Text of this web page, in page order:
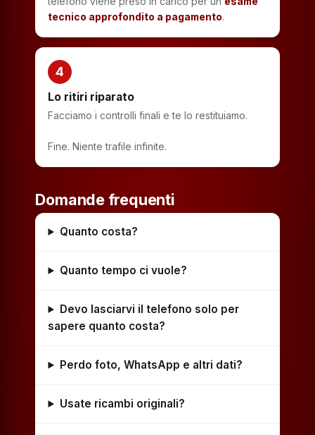
tecnico approfondito a pagamento.
4
Lo ritiri riparato
Facciamo i controlli finali e te lo restituiamo.
Fine. Niente trafile infinite.
Domande frequenti
Quanto costa?
Quanto tempo ci vuole?
Devo lasciarvi il telefono solo per
sapere quanto costa?
Perdo foto, WhatsApp e altri dati?
Usate ricambi originali?